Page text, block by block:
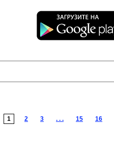
1 2 3 . . . 15 16